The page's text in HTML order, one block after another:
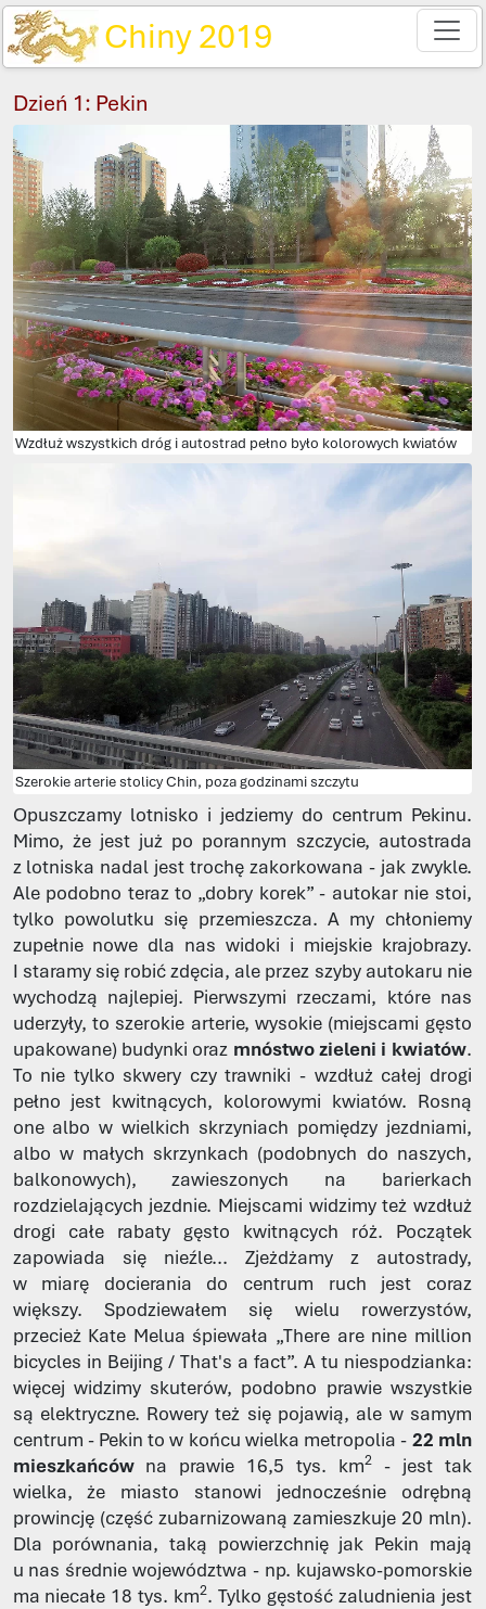
Chiny 2019
Dzień 1: Pekin
Wzdłuż wszystkich dróg i autostrad pełno było kolorowych kwiatów
Szerokie arterie stolicy Chin, poza godzinami szczytu
Opuszczamy lotnisko i jedziemy do centrum Pekinu.
Mimo, że jest już po porannym szczycie, autostrada
z lotniska nadal jest trochę zakorkowana - jak zwykle.
Ale podobno teraz to „dobry korek” - autokar nie stoi,
tylko powolutku się przemieszcza. A my chłoniemy
zupełnie nowe dla nas widoki i miejskie krajobrazy.
I staramy się robić zdęcia, ale przez szyby autokaru nie
wychodzą najlepiej. Pierwszymi rzeczami, które nas
uderzyły, to szerokie arterie, wysokie (miejscami gęsto
upakowane) budynki oraz mnóstwo zieleni i kwiatów.
To nie tylko skwery czy trawniki - wzdłuż całej drogi
pełno jest kwitnących, kolorowymi kwiatów. Rosną
one albo w wielkich skrzyniach pomiędzy jezdniami,
albo w małych skrzynkach (podobnych do naszych,
balkonowych), zawieszonych na barierkach
rozdzielających jezdnie. Miejscami widzimy też wzdłuż
drogi całe rabaty gęsto kwitnących róż. Początek
zapowiada się nieźle... Zjeżdżamy z autostrady,
w miarę docierania do centrum ruch jest coraz
większy. Spodziewałem się wielu rowerzystów,
przecież Kate Melua śpiewała „There are nine million
bicycles in Beijing / That's a fact”. A tu niespodzianka:
więcej widzimy skuterów, podobno prawie wszystkie
są elektryczne. Rowery też się pojawią, ale w samym
centrum - Pekin to w końcu wielka metropolia - 22 mln
mieszkańcówna prawie 16,5 tys. km2
- jest tak
wielka, że miasto stanowi jednocześnie odrębną
prowincję (część zubarnizowaną zamieszkuje 20 mln).
Dla porównania, taką powierzchnię jak Pekin mają
u nas średnie województwa - np. kujawsko-pomorskie
ma niecałe 18 tys. km2. Tylko gęstość zaludnienia jest